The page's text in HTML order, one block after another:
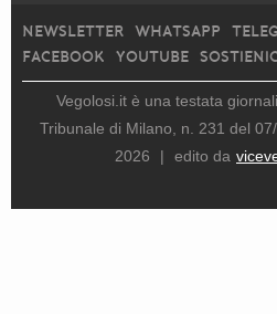
NEWSLETTER WHATSAPP
FACEBOOK
YOUTUBE
Vegolosi.it è una testata
Tribunale di Milano, n. 231 del
2026
| edito da